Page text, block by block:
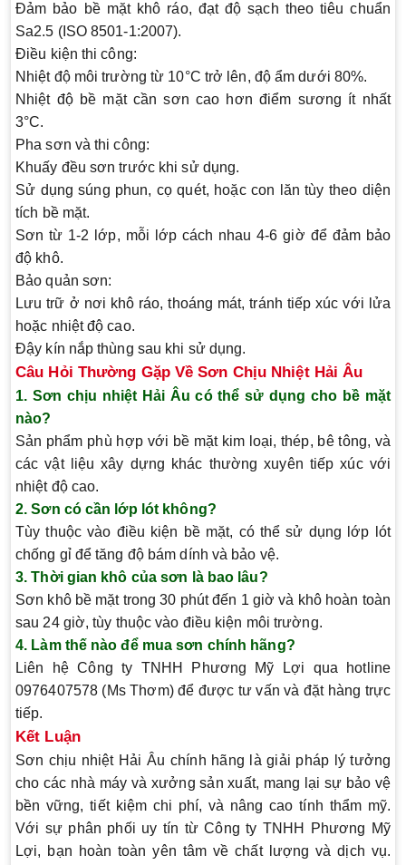
Đảm bảo bề mặt khô ráo, đạt độ sạch theo tiêu chuẩn
Sa2.5 (ISO 8501-1:2007).
Điều kiện thi công:
Nhiệt độ môi trường từ 10°C trở lên, độ ẩm dưới 80%.
Nhiệt độ bề mặt cần sơn cao hơn điểm sương ít nhất
3°C.
Pha sơn và thi công:
Khuấy đều sơn trước khi sử dụng.
Sử dụng súng phun, cọ quét, hoặc con lăn tùy theo diện
tích bề mặt.
Sơn từ 1-2 lớp, mỗi lớp cách nhau 4-6 giờ để đảm bảo
độ khô.
Bảo quản sơn:
Lưu trữ ở nơi khô ráo, thoáng mát, tránh tiếp xúc với lửa
hoặc nhiệt độ cao.
Đậy kín nắp thùng sau khi sử dụng.
Câu Hỏi Thường Gặp Về Sơn Chịu Nhiệt Hải Âu
1. Sơn chịu nhiệt Hải Âu có thể sử dụng cho bề mặt
nào?
Sản phẩm phù hợp với bề mặt kim loại, thép, bê tông, và
các vật liệu xây dựng khác thường xuyên tiếp xúc với
nhiệt độ cao.
2. Sơn có cần lớp lót không?
Tùy thuộc vào điều kiện bề mặt, có thể sử dụng lớp lót
chống gỉ để tăng độ bám dính và bảo vệ.
3. Thời gian khô của sơn là bao lâu?
Sơn khô bề mặt trong 30 phút đến 1 giờ và khô hoàn toàn
sau 24 giờ, tùy thuộc vào điều kiện môi trường.
4. Làm thế nào để mua sơn chính hãng?
Liên hệ Công ty TNHH Phương Mỹ Lợi qua hotline
0976407578 (Ms Thơm) để được tư vấn và đặt hàng trực
tiếp.
Kết Luận
Sơn chịu nhiệt Hải Âu chính hãng là giải pháp lý tưởng
cho các nhà máy và xưởng sản xuất, mang lại sự bảo vệ
bền vững, tiết kiệm chi phí, và nâng cao tính thẩm mỹ.
Với sự phân phối uy tín từCông ty TNHH Phương Mỹ
Lợi, bạn hoàn toàn yên tâm về chất lượng và dịch vụ.